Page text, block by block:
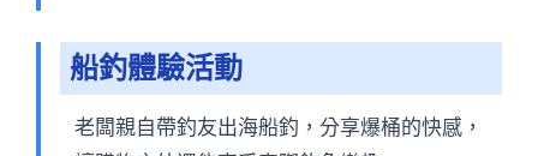
船釣體驗活動
老闆親自帶釣友出海船釣，分享爆桶的快感，